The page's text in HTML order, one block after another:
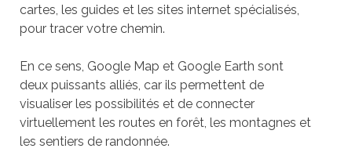
cartes, les guides et les sites internet spécialisés,
pour tracer votre chemin.
En ce sens, Google Map et Google Earth sont
deux puissants alliés, car ils permettent de
visualiser les possibilités et de connecter
virtuellement les routes en forêt, les montagnes et
les sentiers de randonnée.